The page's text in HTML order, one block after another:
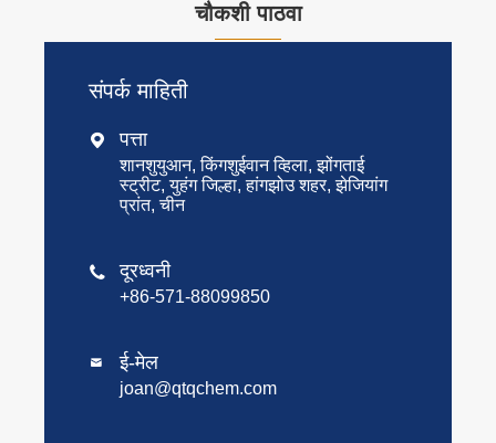
चौकशी पाठवा
संपर्क माहिती
 पत्ता
शानशुयुआन, किंगशुईवान व्हिला, झोंगताई
स्ट्रीट, युहंग जिल्हा, हांगझोउ शहर, झेजियांग
प्रांत, चीन
 दूरध्वनी
+86-571-88099850
 ई-मेल
joan@qtqchem.com